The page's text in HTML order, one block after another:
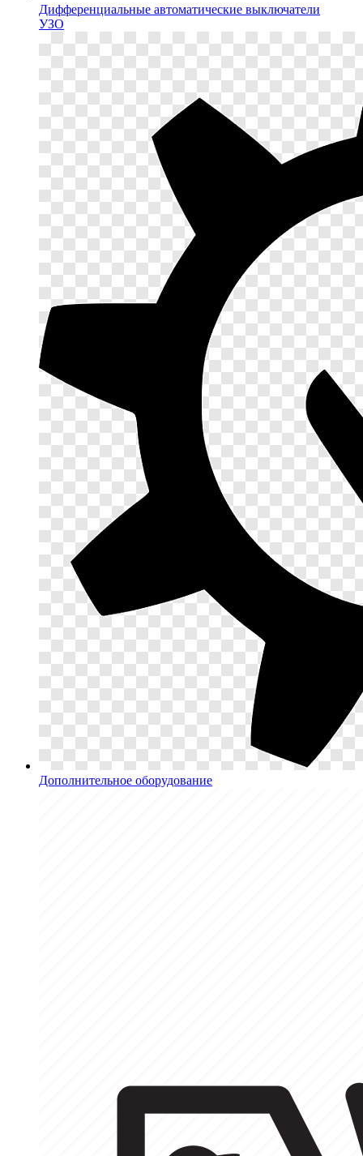
Дифференциальные автоматические выключатели
УЗО
Дополнительное оборудование